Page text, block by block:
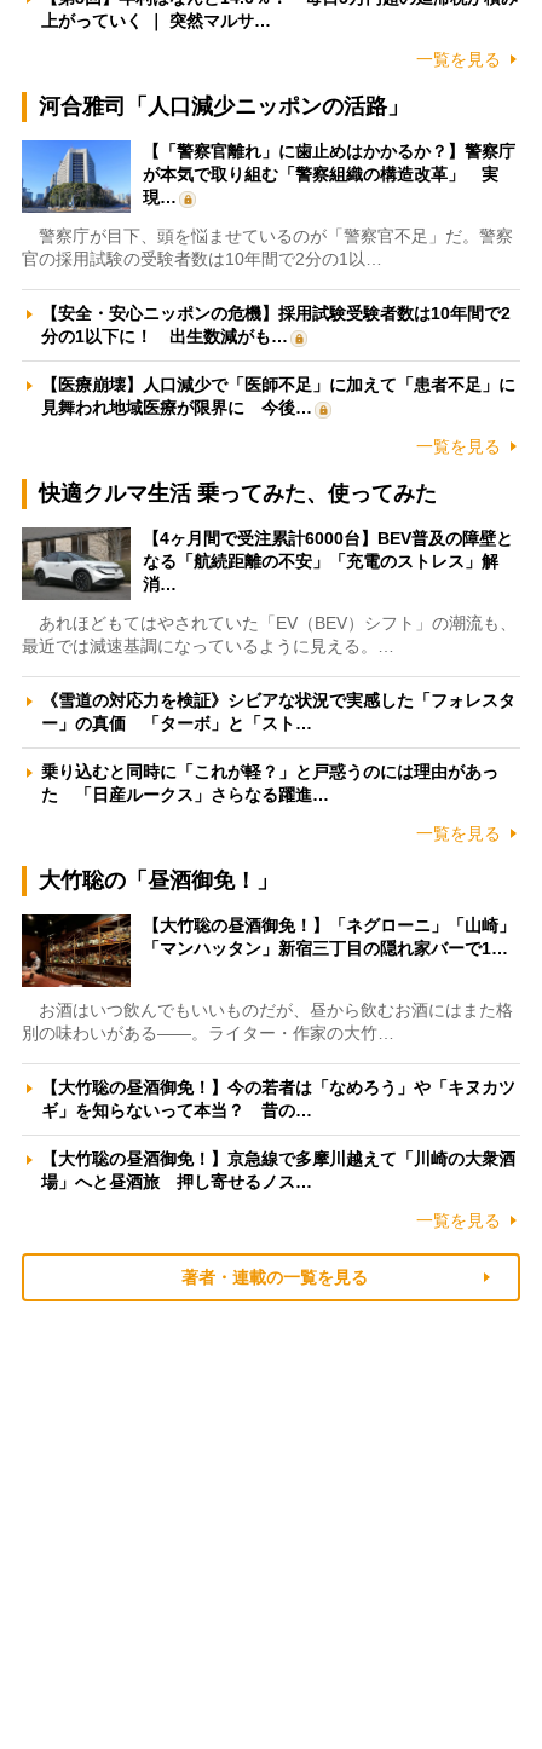
上がっていく ｜ 突然マルサ…
一覧を見る
河合雅司「人口減少ニッポンの活路」
【「警察官離れ」に歯止めはかかるか？】警察庁
が本気で取り組む「警察組織の構造改革」 実
現…
警察庁が目下、頭を悩ませているのが「警察官不足」だ。警察
官の採用試験の受験者数は10年間で2分の1以…
【安全・安心ニッポンの危機】採用試験受験者数は10年間で2
分の1以下に！ 出生数減がも…
【医療崩壊】人口減少で「医師不足」に加えて「患者不足」に
見舞われ地域医療が限界に 今後…
一覧を見る
快適クルマ生活 乗ってみた、使ってみた
【4ヶ月間で受注累計6000台】BEV普及の障壁と
なる「航続距離の不安」「充電のストレス」解
消…
あれほどもてはやされていた「EV（BEV）シフト」の潮流も、
最近では減速基調になっているように見える。…
《雪道の対応力を検証》シビアな状況で実感した「フォレスタ
ー」の真価 「ターボ」と「スト…
乗り込むと同時に「これが軽？」と戸惑うのには理由があっ
た 「日産ルークス」さらなる躍進…
一覧を見る
大竹聡の「昼酒御免！」
【大竹聡の昼酒御免！】「ネグローニ」「山崎」
「マンハッタン」新宿三丁目の隠れ家バーで1…
お酒はいつ飲んでもいいものだが、昼から飲むお酒にはまた格
別の味わいがある――。ライター・作家の大竹…
【大竹聡の昼酒御免！】今の若者は「なめろう」や「キヌカツ
ギ」を知らないって本当？ 昔の…
【大竹聡の昼酒御免！】京急線で多摩川越えて「川崎の大衆酒
場」へと昼酒旅 押し寄せるノス…
一覧を見る
著者・連載の一覧を見る